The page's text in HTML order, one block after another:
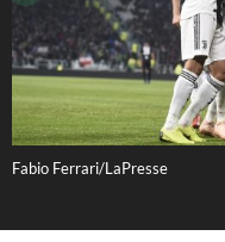
Fabio Ferrari/LaPresse